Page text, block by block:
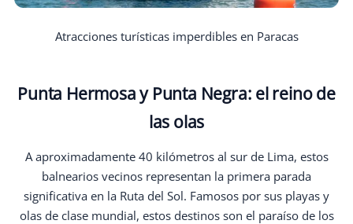
Atracciones turísticas imperdibles en Paracas
Punta Hermosa y Punta Negra: el reino de
las olas
A aproximadamente 40 kilómetros al sur de Lima, estos
balnearios vecinos representan la primera parada
significativa en la Ruta del Sol. Famosos por sus playas y
olas de clase mundial, estos destinos son el paraíso de los